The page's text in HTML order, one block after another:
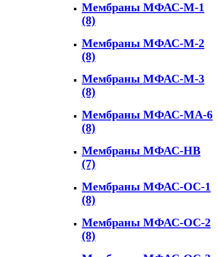
Мембраны МФАС-М-1
(8)
Мембраны МФАС-М-2
(8)
Мембраны МФАС-М-3
(8)
Мембраны МФАС-МА-6
(8)
Мембраны МФАС-НВ
(7)
Мембраны МФАС-ОС-1
(8)
Мембраны МФАС-ОС-2
(8)